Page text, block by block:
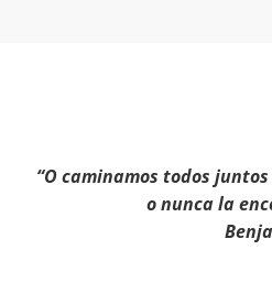
“O caminamos todos
o nunca la